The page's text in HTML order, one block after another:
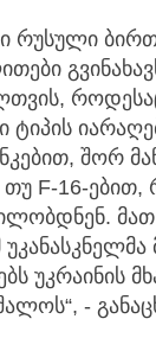
რუსული
ტიპის
შორ
F-16-ებით,
მათ
უკრაინის
-